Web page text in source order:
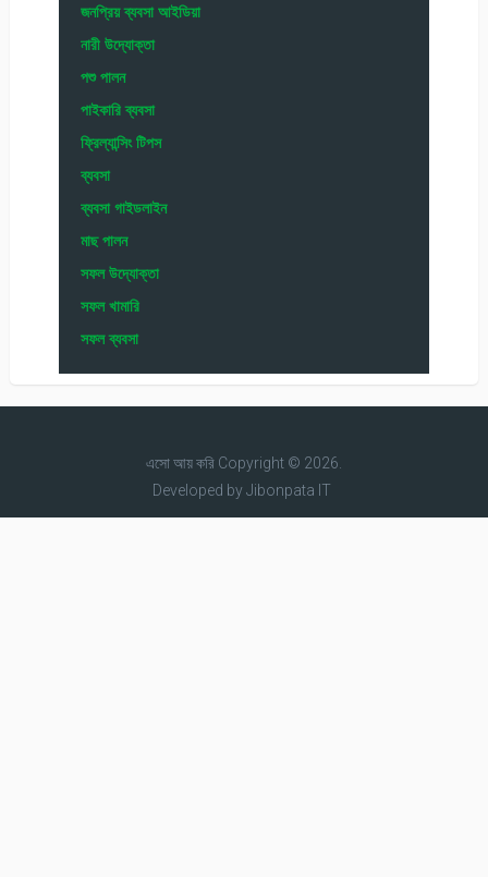
জনপ্রিয় ব্যবসা আইডিয়া
নারী উদ্যোক্তা
পশু পালন
পাইকারি ব্যবসা
ফ্রিল্যান্সিং টিপস
ব্যবসা
ব্যবসা গাইডলাইন
মাছ পালন
সফল উদ্যোক্তা
সফল খামারি
সফল ব্যবসা
এসো আয় করিCopyright © 2026.
Developed byJibonpata IT